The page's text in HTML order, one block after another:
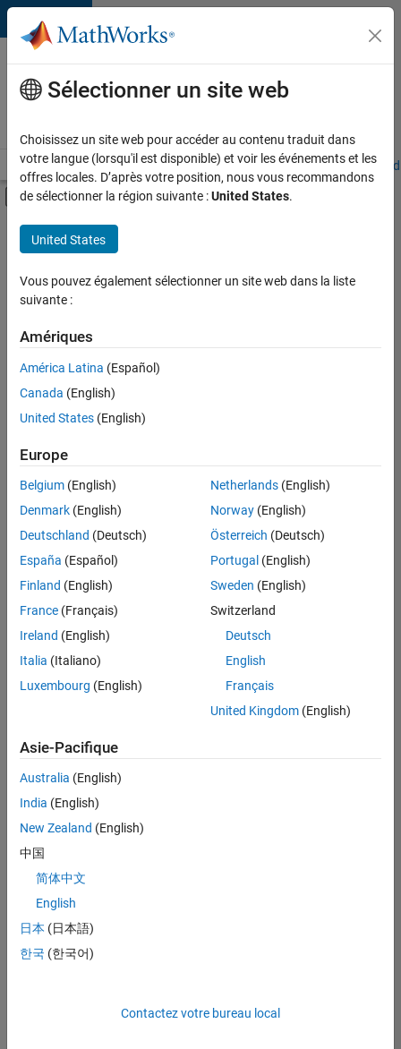
Passer au contenu
Votre
carrière
chez
Accueil Explorer nos opportunités Adresses de nos bureaux
Activer/désactiver l'affichage du menu
Contenu principal
FILTRER PAR
Stages
Ventes commerciales
Opérations commerciales
Actuellement,
aucune
offre
d'emploi
correspondant
à vos
critères
de
recherche.
Vous
pouvez
élargir
votre
recherche
ou
afficher
l’ensemble
d'emploi.
malgré
tout
vous
trouvez
pas
d'offre
corresponde
à vos
Sélectionner un site web
Choisissez un site web pour accéder au contenu traduit dans
votre langue (lorsqu'il est disponible) et voir les événements et les
offres locales. D’après votre position, nous vous recommandons
de sélectionner la région suivante :United States.
United States
Vous pouvez également sélectionner un site web dans la liste
suivante :
Amériques
América Latina (Español)
Canada (English)
United States (English)
Europe
Belgium (English)
Denmark (English)
Deutschland (Deutsch)
España (Español)
Finland (English)
France (Français)
Ireland (English)
Italia (Italiano)
Luxembourg (English)
Netherlands(English)
Norway(English)
Österreich (Deutsch)
Portugal (English)
Sweden (English)
Switzerland
Deutsch
English
Français
United Kingdom(English)
Asie-Pacifique
Australia (English)
India (English)
New Zealand (English)
中国
简体中文
English
日本 (日本語)
한국 (한국어)
Contactez votre bureau local